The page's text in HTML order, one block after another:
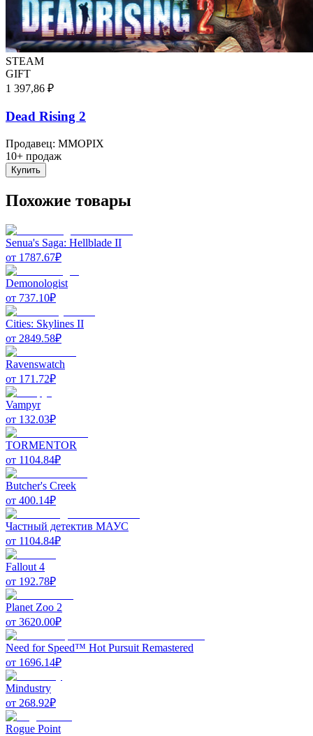
STEAM
GIFT
1 397,86 ₽
Dead Rising 2
Продавец: MMOPIX
10+ продаж
Купить
Похожие товары
Senua's Saga: Hellblade II
от 1787.67₽
Demonologist
от 737.10₽
Cities: Skylines II
от 2849.58₽
Ravenswatch
от 171.72₽
Vampyr
от 132.03₽
TORMENTOR
от 1104.84₽
Butcher's Creek
от 400.14₽
Частный детектив МАУС
от 1104.84₽
Fallout 4
от 192.78₽
Planet Zoo 2
от 3620.00₽
Need for Speed™ Hot Pursuit Remastered
от 1696.14₽
Mindustry
от 268.92₽
Rogue Point